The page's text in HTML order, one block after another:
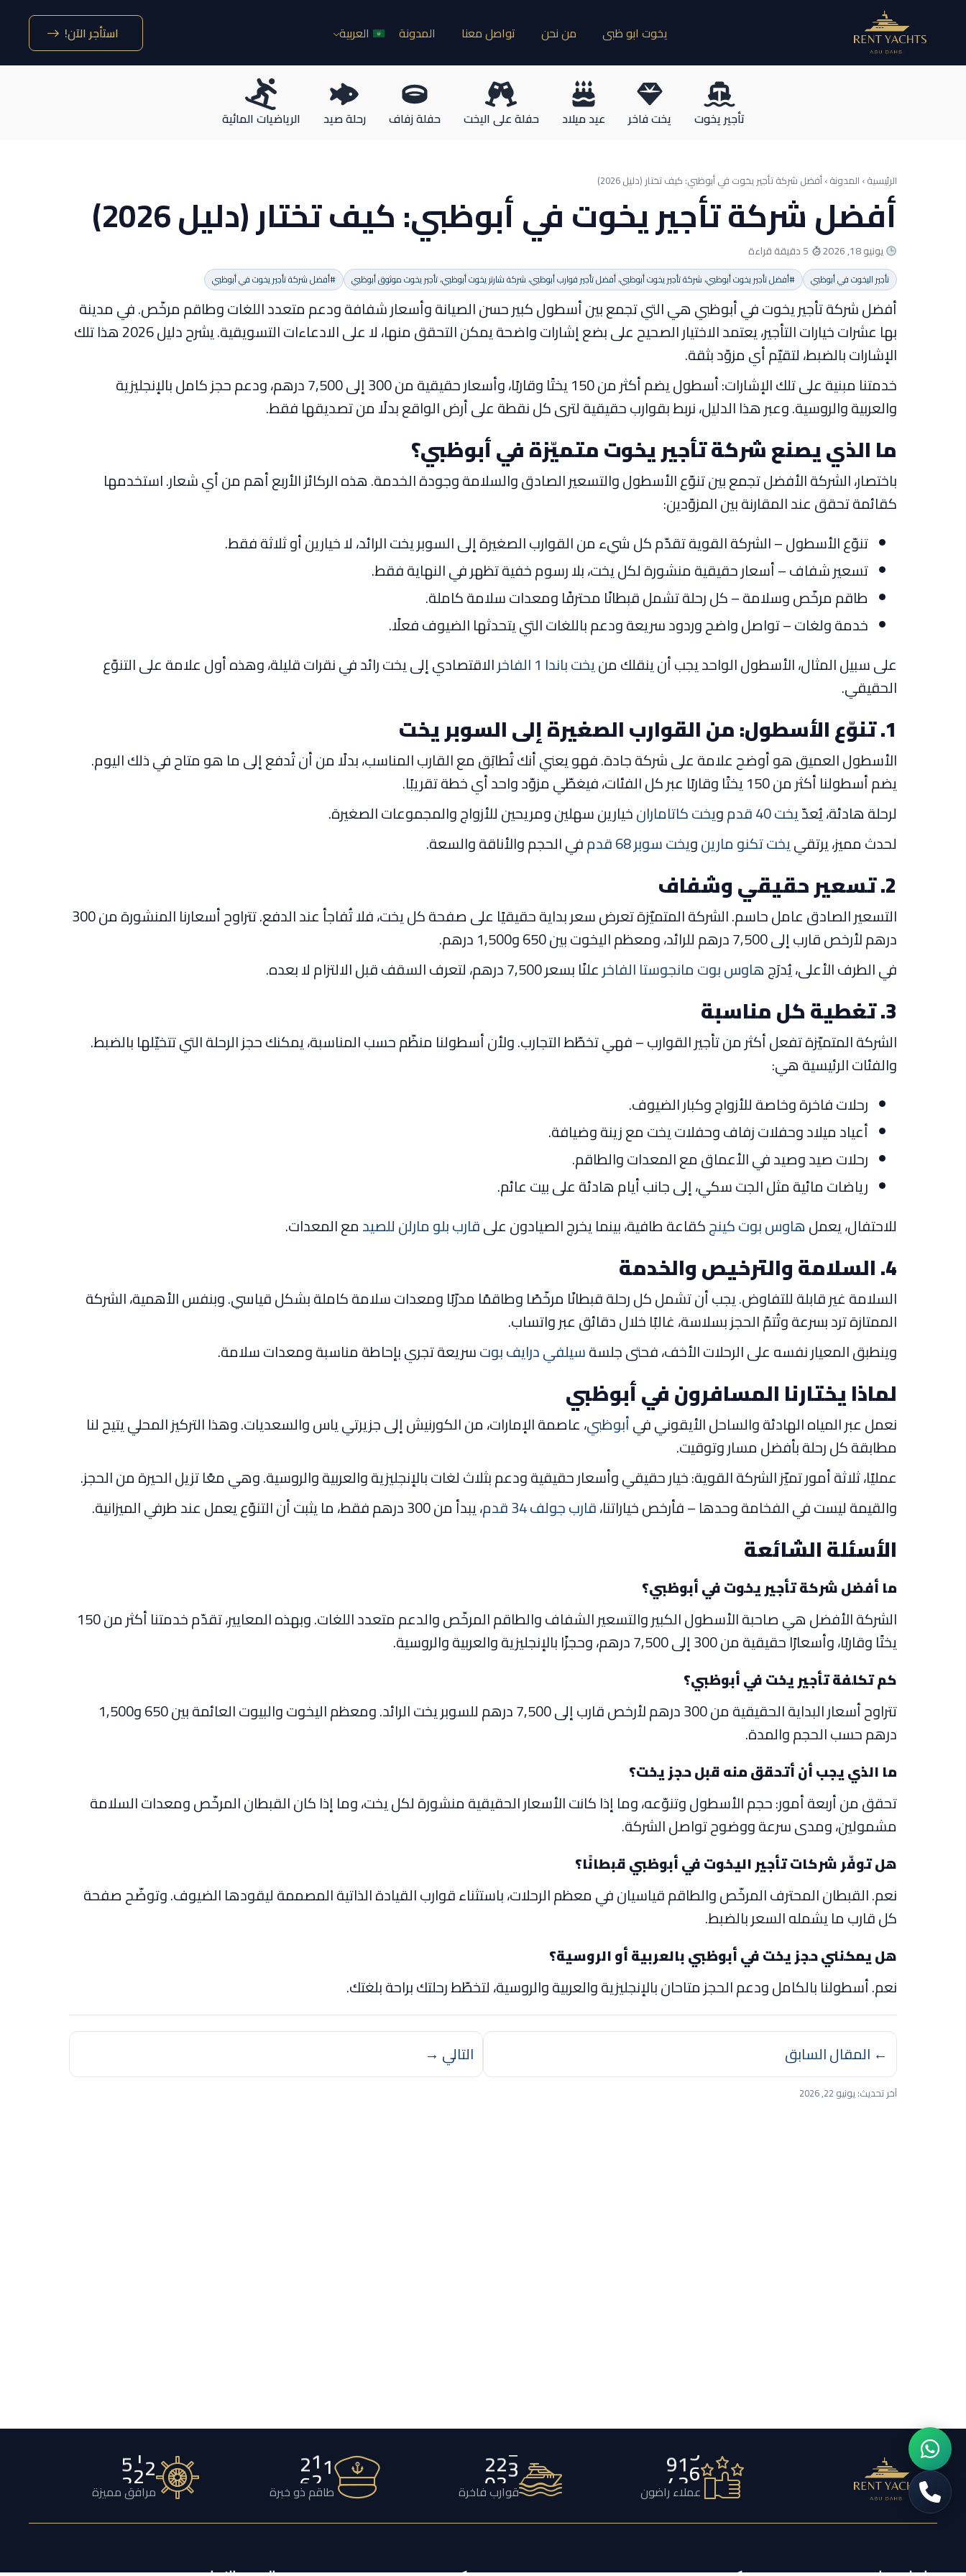
يخوت ابو ظبى من نحن تواصل معنا المدونة العربية استأجر الآن!
تأجير يخوت يخت فاخر عيد ميلاد حفلة على اليخت حفلة زفاف رحلة صيد الرياضيات المائية
الرئيسية › المدونة ›أفضل شركة تأجير يخوت في أبوظبي: كيف تختار (دليل 2026)
أفضل شركة تأجير يخوت في أبوظبي: كيف تختار (دليل 2026)
يونيو 18, 2026
تأجير اليخوت في أبوظبي #أفضل تأجير يخوت أبوظبي، شركة تأجير يخوت أبوظبي، أفضل تأجير قوارب أبوظبي، شركة شارتر يخوت أبوظبي، تأجير يخوت موثوق أبوظبي #أفضل شركة تأجير يخوت في أبوظبي
أفضل شركة تأجير يخوت في أبوظبي هي التي تجمع بين أسطول كبير حسن الصيانة وأسعار شفافة ودعم متعدد اللغات وطاقم مرخّص. في مدينة
بها عشرات خيارات التأجير، يعتمد الاختيار الصحيح على بضع إشارات واضحة يمكن التحقق منها، لا على الادعاءات التسويقية. يشرح دليل 2026 هذا تلك
الإشارات بالضبط، لتقيّم أي مزوّد بثقة.
خدمتنا مبنية على تلك الإشارات: أسطول يضم أكثر من 150 يختًا وقاربًا، وأسعار حقيقية من 300 إلى 7,500 درهم، ودعم حجز كامل بالإنجليزية
والعربية والروسية. وعبر هذا الدليل، نربط بقوارب حقيقية لترى كل نقطة على أرض الواقع بدلًا من تصديقها فقط.
ما الذي يصنع شركة تأجير يخوت متميّزة في أبوظبي؟
باختصار، الشركة الأفضل تجمع بين تنوّع الأسطول والتسعير الصادق والسلامة وجودة الخدمة. هذه الركائز الأربع أهم من أي شعار. استخدمها
كقائمة تحقق عند المقارنة بين المزوّدين:
تنوّع الأسطول – الشركة القوية تقدّم كل شيء من القوارب الصغيرة إلى السوبر يخت الرائد، لا خيارين أو ثلاثة فقط.
تسعير شفاف – أسعار حقيقية منشورة لكل يخت، بلا رسوم خفية تظهر في النهاية فقط.
طاقم مرخّص وسلامة – كل رحلة تشمل قبطانًا محترفًا ومعدات سلامة كاملة.
خدمة ولغات – تواصل واضح وردود سريعة ودعم باللغات التي يتحدثها الضيوف فعلًا.
على سبيل المثال، الأسطول الواحد يجب أن ينقلك منيخت باندا 1 الفاخر
الاقتصادي إلى يخت رائد في نقرات قليلة، وهذه أول علامة على التنوّع
الحقيقي.
1. تنوّع الأسطول: من القوارب الصغيرة إلى السوبر يخت
الأسطول العميق هو أوضح علامة على شركة جادة. فهو يعني أنك تُطابَق مع القارب المناسب، بدلًا من أن تُدفع إلى ما هو متاح في ذلك اليوم.
يضم أسطولنا أكثر من 150 يختًا وقاربًا عبر كل الفئات، فيغطّي مزوّد واحد أي خطة تقريبًا.
لرحلة هادئة، يُعدّيخت 40 قدم ويخت كاتامارانخيارين سهلين ومريحين للأزواج والمجموعات الصغيرة.
لحدث مميز، يرتقييخت تكنو مارينويخت سوبر 68 قدم في الحجم والأناقة والسعة.
2. تسعير حقيقي وشفاف
التسعير الصادق عامل حاسم. الشركة المتميّزة تعرض سعر بداية حقيقيًا على صفحة كل يخت، فلا تُفاجأ عند الدفع. تتراوح أسعارنا المنشورة من 300
درهم لأرخص قارب إلى 7,500 درهم للرائد، ومعظم اليخوت بين 650 و1,500 درهم.
في الطرف الأعلى، يُدرَجهاوس بوت مانجوستا الفاخرعلنًا بسعر 7,500 درهم، لتعرف السقف قبل الالتزام لا بعده.
3. تغطية كل مناسبة
الشركة المتميّزة تفعل أكثر من تأجير القوارب – فهي تخطّط التجارب. ولأن أسطولنا منظّم حسب المناسبة، يمكنك حجز الرحلة التي تتخيّلها بالضبط.
والفئات الرئيسية هي:
رحلات فاخرة وخاصة للأزواج وكبار الضيوف.
أعياد ميلاد وحفلات زفاف وحفلات يخت مع زينة وضيافة.
رحلات صيد وصيد في الأعماق مع المعدات والطاقم.
رياضات مائية مثل الجت سكي، إلى جانب أيام هادئة على بيت عائم.
للاحتفال، يعملهاوس بوت كينجكقاعة طافية، بينما يخرج الصيادون علىقارب بلو مارلن للصيدمع المعدات.
4. السلامة والترخيص والخدمة
السلامة غير قابلة للتفاوض. يجب أن تشمل كل رحلة قبطانًا مرخّصًا وطاقمًا مدرّبًا ومعدات سلامة كاملة بشكل قياسي. وبنفس الأهمية، الشركة
الممتازة ترد بسرعة وتُتمّ الحجز بسلاسة، غالبًا خلال دقائق عبر واتساب.
وينطبق المعيار نفسه على الرحلات الأخف، فحتى جلسةسيلفي درايف بوتسريعة تجري بإحاطة مناسبة ومعدات سلامة.
لماذا يختارنا المسافرون في أبوظبي
نعمل عبر المياه الهادئة والساحل الأيقوني فيأبوظبي، عاصمة الإمارات، من الكورنيش إلى جزيرتي ياس والسعديات. وهذا التركيز المحلي يتيح لنا
مطابقة كل رحلة بأفضل مسار وتوقيت.
عمليًا، ثلاثة أمور تميّز الشركة القوية: خيار حقيقي وأسعار حقيقية ودعم بثلاث لغات بالإنجليزية والعربية والروسية. وهي معًا تزيل الحيرة من الحجز.
والقيمة ليست في الفخامة وحدها – فأرخص خياراتنا،قارب جولف 34 قدم ، يبدأ من 300 درهم فقط، ما يثبت أن التنوّع يعمل عند طرفي الميزانية.
الأسئلة الشائعة
ما أفضل شركة تأجير يخوت في أبوظبي؟
الشركة الأفضل هي صاحبة الأسطول الكبير والتسعير الشفاف والطاقم المرخّص والدعم متعدد اللغات. وبهذه المعايير، تقدّم خدمتنا أكثر من 150
يختًا وقاربًا، وأسعارًا حقيقية من 300 إلى 7,500 درهم، وحجزًا بالإنجليزية والعربية والروسية.
كم تكلفة تأجير يخت في أبوظبي؟
تتراوح أسعار البداية الحقيقية من 300 درهم لأرخص قارب إلى 7,500 درهم للسوبر يخت الرائد. ومعظم اليخوت والبيوت العائمة بين 650 و1,500
درهم حسب الحجم والمدة.
ما الذي يجب أن أتحقق منه قبل حجز يخت؟
تحقق من أربعة أمور: حجم الأسطول وتنوّعه، وما إذا كانت الأسعار الحقيقية منشورة لكل يخت، وما إذا كان القبطان المرخّص ومعدات السلامة
مشمولين، ومدى سرعة ووضوح تواصل الشركة.
هل توفّر شركات تأجير اليخوت في أبوظبي قبطانًا؟
نعم. القبطان المحترف المرخّص والطاقم قياسيان في معظم الرحلات، باستثناء قوارب القيادة الذاتية المصممة ليقودها الضيوف. وتوضّح صفحة
كل قارب ما يشمله السعر بالضبط.
هل يمكنني حجز يخت في أبوظبي بالعربية أو الروسية؟
نعم. أسطولنا بالكامل ودعم الحجز متاحان بالإنجليزية والعربية والروسية، لتخطّط رحلتك براحة بلغتك.
← المقال السابق التالي →
آخر تحديث:يونيو 22, 2026
6
5
7
عملاء راضون
3
4
2
قوارب فاخرة
1
2
0
طاقم ذو خبرة
2
3
1
مرافق مميزة